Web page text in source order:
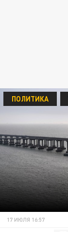
ПОЛИТИКА
17 ИЮЛЯ 16:57